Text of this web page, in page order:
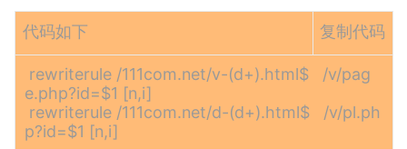
代码如下 复制代码
rewriterule /111com.net/v-(d+).html$ /v/pag
e.php?id=$1 [n,i]
rewriterule /111com.net/d-(d+).html$ /v/pl.ph
p?id=$1 [n,i]